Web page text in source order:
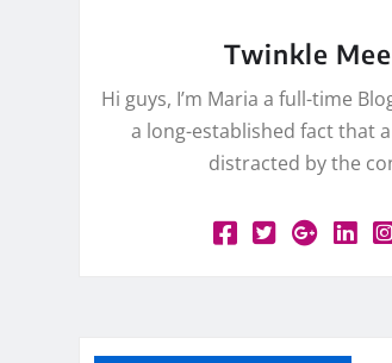
Twinkle
Hi guys, I’m Maria a full-time
a long-established fact that
distracted by the